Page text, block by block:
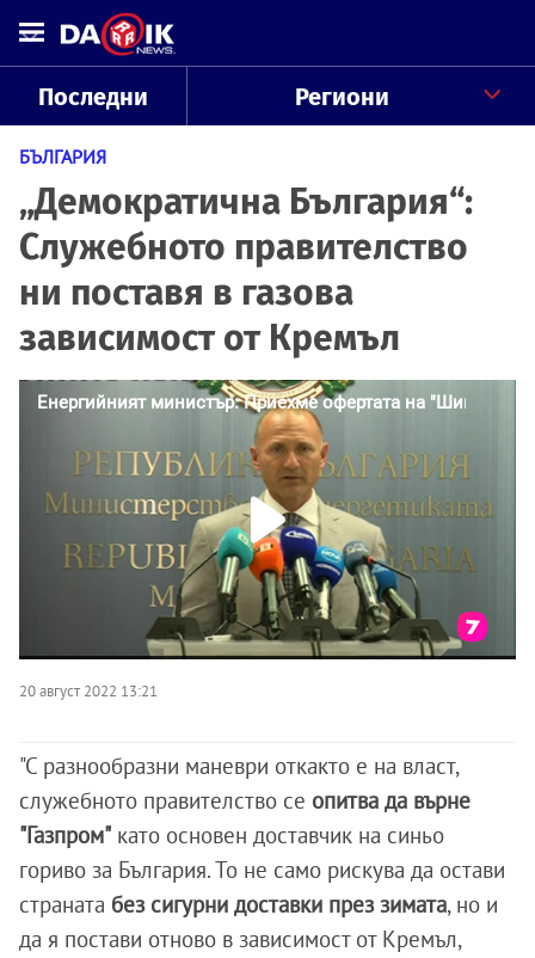
Последни Региони
БЪЛГАРИЯ
„Демократична България“:
Служебното правителство
ни поставя в газова
зависимост от Кремъл
20 август 2022 13:21
"С разнообразни маневри откакто е на власт,
служебното правителство се опитва да върне
"Газпром"като основен доставчик на синьо
гориво за България. То не само рискува да остави
страната без сигурни доставки през зимата, но и
да я постави отново в зависимост от Кремъл,